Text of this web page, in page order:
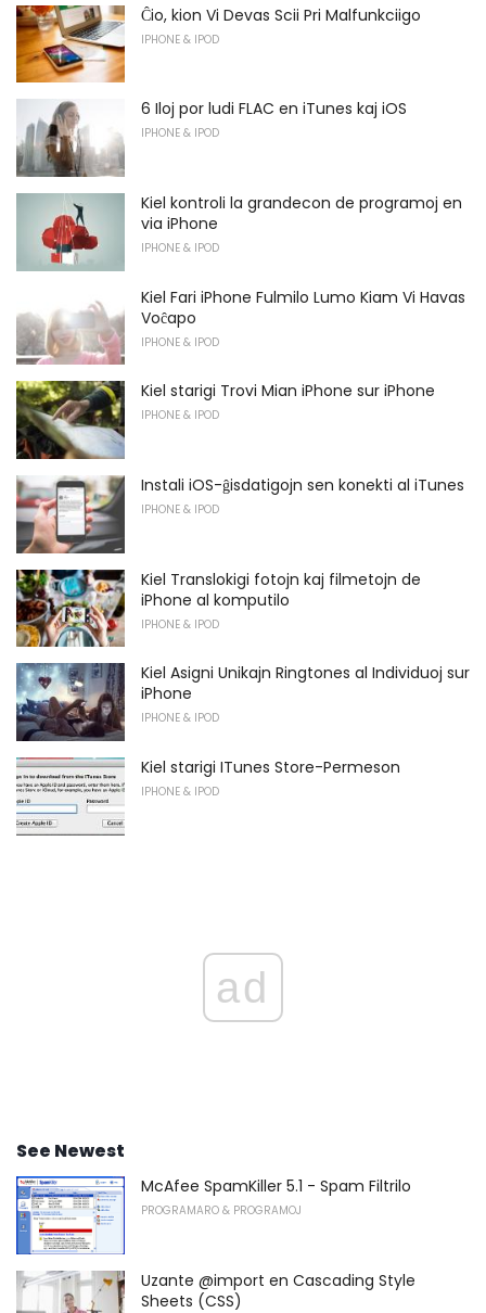
Ĉio, kion Vi Devas Scii Pri Malfunkciigo
IPHONE & IPOD
6 Iloj por ludi FLAC en iTunes kaj iOS
IPHONE & IPOD
Kiel kontroli la grandecon de programoj en
via iPhone
IPHONE & IPOD
Kiel Fari iPhone Fulmilo Lumo Kiam Vi Havas
Voĉapo
IPHONE & IPOD
Kiel starigi Trovi Mian iPhone sur iPhone
IPHONE & IPOD
Instali iOS-ĝisdatigojn sen konekti al iTunes
IPHONE & IPOD
Kiel Translokigi fotojn kaj filmetojn de
iPhone al komputilo
IPHONE & IPOD
Kiel Asigni Unikajn Ringtones al Individuoj sur
iPhone
IPHONE & IPOD
Kiel starigi ITunes Store-Permeson
IPHONE & IPOD
ad
See Newest
McAfee SpamKiller 5.1 - Spam Filtrilo
PROGRAMARO & PROGRAMOJ
Uzante @import en Cascading Style
Sheets (CSS)